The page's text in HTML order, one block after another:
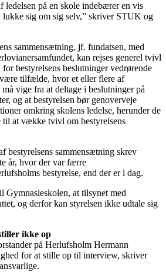
ledelsen på en skole indebærer en vis
lukke sig om sig selv,” skriver STUK og
sammensætning, jf. fundatsen, med
kan rejses generel tvivl
bestyrelsens beslutninger vedrørende
tilfælde, hvor et eller flere af
vige fra at deltage i beslutninger på
og at bestyrelsen bør genoverveje
omkring skolens ledelse, herunder de
til at vække tvivl om bestyrelsens
bestyrelsens sammensætning skrev
år, hvor der var færre
bestyrelse, end der er i dag.
at tilsynet med
og derfor kan styrelsen ikke udtale sig
ikke op
på Herlufsholm Hermann
for at stille op til interview, skriver